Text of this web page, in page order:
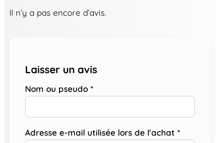
Il n’y a pas encore d’avis.
Laisser un avis
Nom ou pseudo *
Adresse e-mail utilisée lors de l'achat *